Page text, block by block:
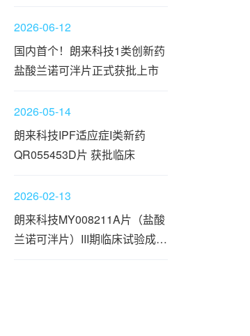
品种名单
2026-06-12
国内首个！朗来科技1类创新药
盐酸兰诺可泮片正式获批上市
2026-05-14
朗来科技IPF适应症I类新药
QR055453D片 获批临床
2026-02-13
朗来科技MY008211A片（盐酸
兰诺可泮片）III期临床试验成功